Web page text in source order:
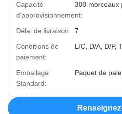
Capacité
d'approvisionnement:
300 morceaux
Délai de livraison: 7
Conditions de
paiement:
L/C, D/A, D/P,
Emballage
Standard:
Paquet de